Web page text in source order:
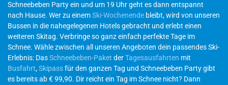
Schneebeben Party ein und um 19 Uhr geht es dann entspannt
nach Hause. Wer zu einemSki-Wochenende bleibt, wird von unseren
Bussen in die nahegelegenen Hotels gebracht und erlebt einen
weiteren Skitag. Verbringe so ganz einfach perfekte Tage im
Schnee. Wähle zwischen all unseren Angeboten dein passendes Ski-
Erlebnis: DasSchneebeben-Paket derTagesausfahrten mit
Busfahrt,Skipassfür den ganzen Tag und Schneebeben Party gibt
es bereits ab € 99,90. Dir reicht ein Tag im Schnee nicht? Dann